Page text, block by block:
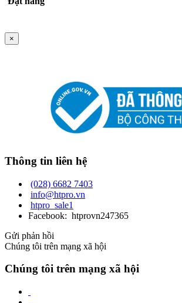
×
Thông tin liên hệ
(028) 6682 7403
info@htpro.vn
htpro_sale1
Facebook: htprovn247365
Gửi phản hồi
Chúng tôi trên mạng xã hội
Chúng tôi trên mạng xã hội